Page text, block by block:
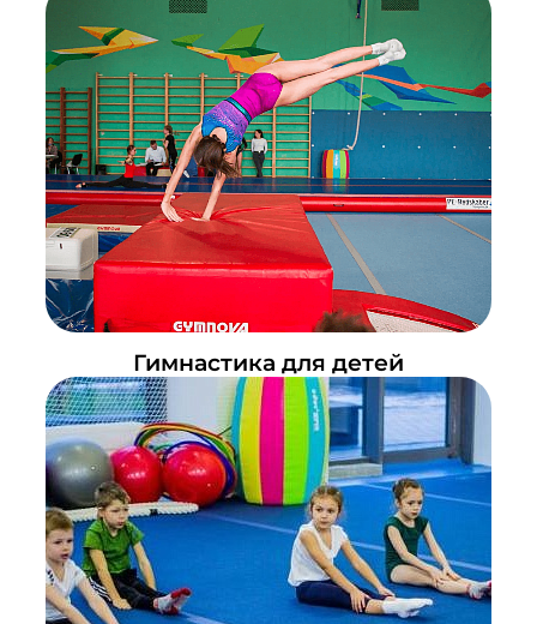
Гимнастика для детей